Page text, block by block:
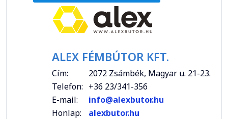
ALEX FÉMBÚTOR KFT.
Cím:
2072 Zsámbék, Magyar u. 21-23.
Telefon: +36 23/341-356
E-mail:
info@alexbutor.hu
Honlap:
alexbutor.hu